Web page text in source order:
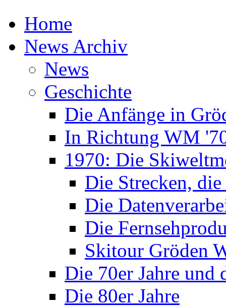
Home
News Archiv
News
Geschichte
Die Anfänge in
In Richtung WM
1970: Die
Die Strecken,
Die
Die
Skitour Gröden
Die 70er Jahre und
Die 80er Jahre